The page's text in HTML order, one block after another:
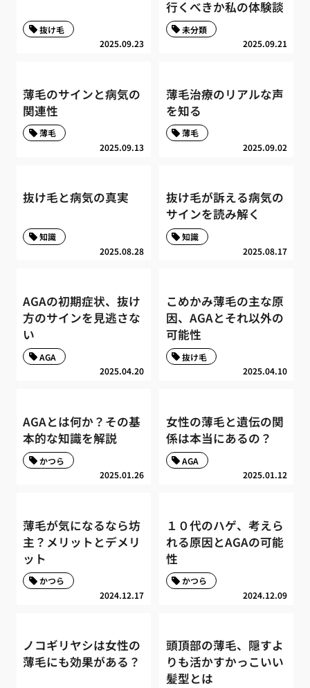
2025.09.23
抜け毛
行くべきか私の体験談
2025.09.21
未分類
薄毛のサインと病気の
関連性
2025.09.13
薄毛
薄毛治療のリアルな声
を知る
2025.09.02
薄毛
抜け毛と病気の真実
2025.08.28
知識
抜け毛が訴える病気の
サインを読み解く
2025.08.17
知識
AGAの初期症状、抜け
方のサインを見逃さな
い
2025.04.20
AGA
こめかみ薄毛の主な原
因、AGAとそれ以外の
可能性
2025.04.10
抜け毛
AGAとは何か？その基
本的な知識を解説
2025.01.26
かつら
女性の薄毛と遺伝の関
係は本当にあるの？
2025.01.12
AGA
薄毛が気になるなら坊
主？メリットとデメリ
ット
2024.12.17
かつら
１０代のハゲ、考えら
れる原因とAGAの可能
性
2024.12.09
かつら
ノコギリヤシは女性の
薄毛にも効果がある？
頭頂部の薄毛、隠すよ
りも活かすかっこいい
髪型とは